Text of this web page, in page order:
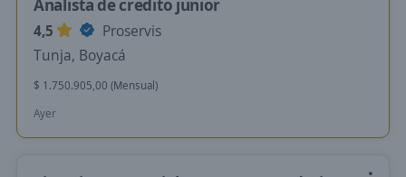
Analista de credito junior
4,5
Proservis
Tunja, Boyacá
$ 1.750.905,00 (Mensual)
Ayer